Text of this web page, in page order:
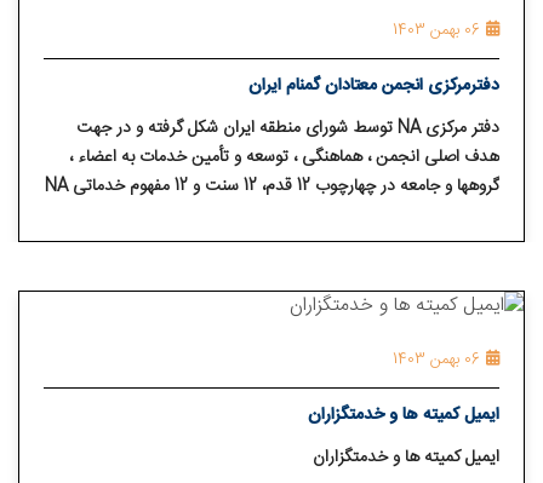
06 بهمن 1403
دفترمرکزی انجمن معتادان گمنام ایران
دفتر مرکزی NA توسط شورای منطقه ایران شکل گرفته و در جهت
هدف اصلی انجمن ، هماهنگی ، توسعه و تأمین خدمات به اعضاء ،
گروهها و جامعه در چهارچوب 12 قدم، 12 سنت و 12 مفهوم خدماتی NA
06 بهمن 1403
ایمیل کمیته ها و خدمتگزاران
ایمیل کمیته ها و خدمتگزاران